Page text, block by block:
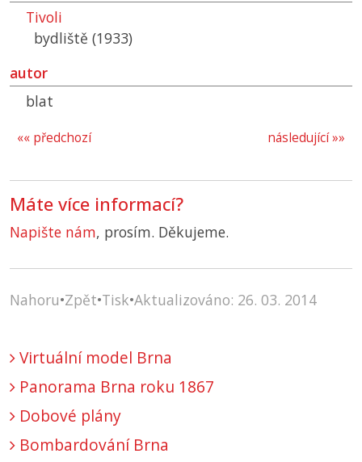
Tivoli
bydliště (1933)
autor
blat
následující »»
«« předchozí
Máte více informací?
Napište nám, prosím. Děkujeme.
Nahoru•Zpět•Tisk•Aktualizováno: 26. 03. 2014
Virtuální model Brna
Panorama Brna roku 1867
Dobové plány
Bombardování Brna